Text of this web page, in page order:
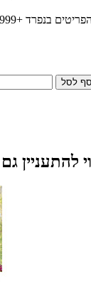
בנפרד +
לסל
להתעניין